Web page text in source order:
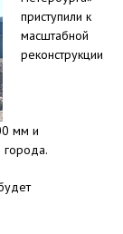
приступили к
масштабной
реконструкции
мм и